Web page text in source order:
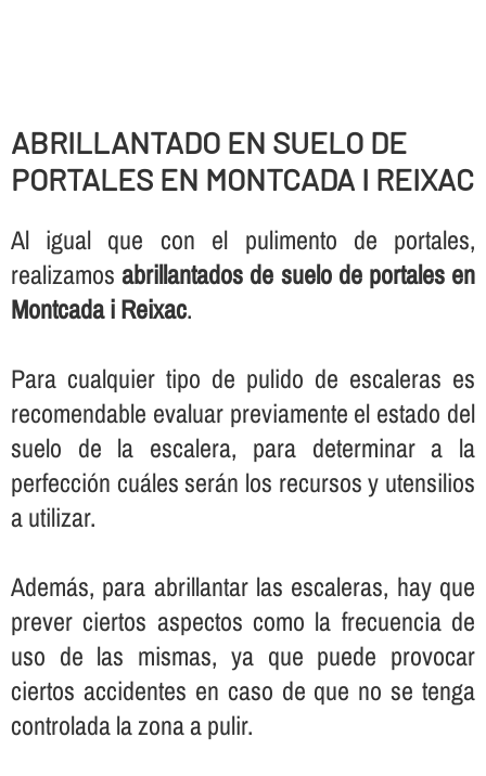
ABRILLANTADO EN SUELO DE
PORTALES EN MONTCADA I REIXAC
Al igual que con el pulimento de portales,
realizamosabrillantados de suelo de portales en
Montcada i Reixac.
Para cualquier tipo de pulido de escaleras es
recomendable evaluar previamente el estado del
suelo de la escalera, para determinar a la
perfección cuáles serán los recursos y utensilios
a utilizar.
Además, para abrillantar las escaleras, hay que
prever ciertos aspectos como la frecuencia de
uso de las mismas, ya que puede provocar
ciertos accidentes en caso de que no se tenga
controlada la zona a pulir.